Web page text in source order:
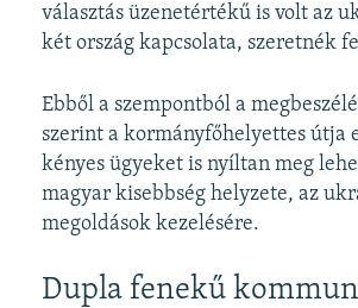
választás üzenetértékű is volt az
két ország kapcsolata, szeretnék
Ebből a szempontból a
szerint a kormányfőhelyettes útja
kényes ügyeket is nyíltan meg
magyar kisebbség helyzete, az
megoldások kezelésére.
Dupla fenekű